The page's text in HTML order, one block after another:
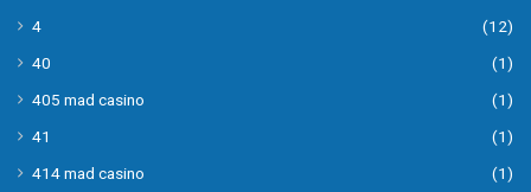
4
(12)
40
(1)
405 mad casino
(1)
41
(1)
414 mad casino
(1)